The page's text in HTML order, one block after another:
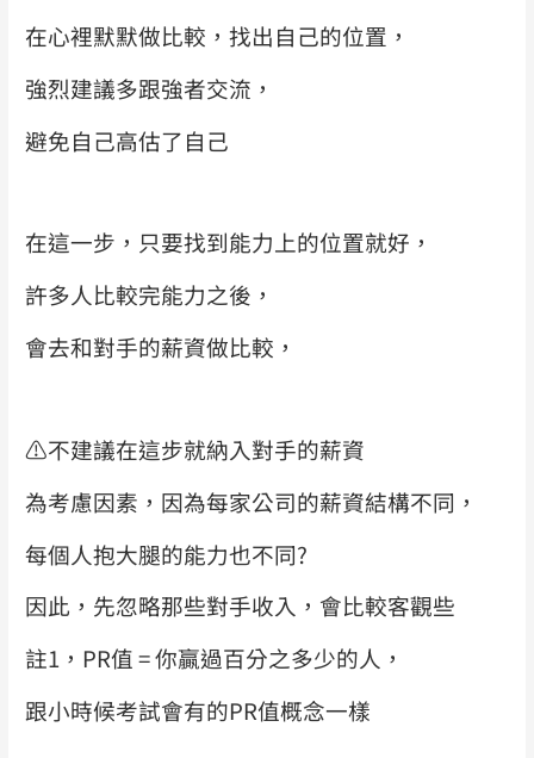
在心裡默默做比較，找出自己的位置，
強烈建議多跟強者交流，
避免自己高估了自己
在這一步，只要找到能力上的位置就好，
許多人比較完能力之後，
會去和對手的薪資做比較，
⚠️不建議在這步就納入對手的薪資
為考慮因素， 因為每家公司的薪資結構不同，
每個人抱大腿的能力也不同?
因此，先忽略那些對手收入，會比較客觀些
註1，PR值 = 你贏過百分之多少的人，
跟小時候考試會有的PR值概念一樣